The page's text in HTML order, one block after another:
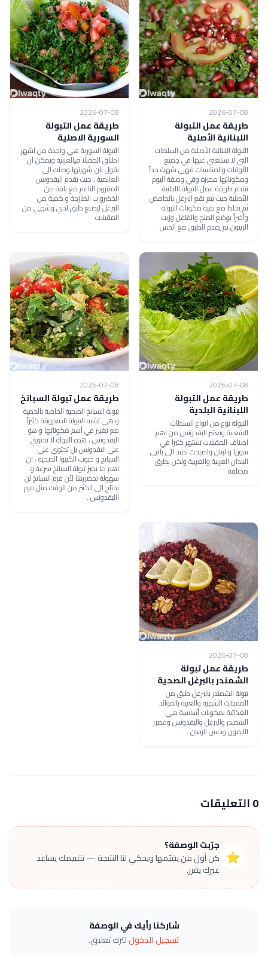
2026-07-08
طريقة عمل التبولة
اللبنانية الأصلية
التبولة اللبنانية الأصلية من السلطات
التي لا نستغني عنها في جميع
الأوقات والمناسبات فهي شهية جداً
ومكوناتها مميزة وفي وصفة اليوم
نقدم طريقة عمل التبولة اللبنانية
الأصلية حيث يتم نقع البرغل بالحامض
ثم يخلط مع بقية مكونات التبولة
وأخيراً يوضع الملح والفلفل وزيت
الزيتون ثم يقدم الطبق مع الخس .
2026-07-08
طريقة عمل التبولة
السورية الاصلية
التبولة السورية هي واحدة من اشهر
اطباق المقبلا فيالعربية ويمكن ان
نقول بان شهرتها وصلت الى
العالمية ، حيث يقدم البقدونس
المفروم الناعم مع باقة من
الخضروات الطازجة و كمية من
البرغل ليصنع طبق لذي وشهي من
المقبلات
2026-07-08
طريقة عمل التبولة
اللبنانية البلدية
التبولة نوع من انواع السلطات
الشعبية وتعتبر البقدونس من اهم
اصناف المقبلات تشتهر كثيرا في
سوريا و لبنان واصبحت تمتد الى باقي
البلدان العربية والغربية ولكن بطرق
مختلفة.
2026-07-08
طريقة عمل تبولة السبانخ
تبولة السبانخ الصحية الخاصة بالحمية
و هي تشبه التبولة المعروفة كثيراً
مع تغيير في أهم مكوناتها و هو
البقدونس ، هذه التبولة لا تحتوي
على البقدونس بل تحتوي على
السبانخ و حبوب الكينوا الصحية ، ان
اهم ما يميز تبولة السبانخ سرعة و
سهولة تحضيرها لأن فرم السبانخ لن
يحتاج الى الكثير من الوقت مثل فرم
االبقدونس .
2026-07-08
طريقة عمل تبولة
الشمندر بالبرغل الصحية
تبولة الشمندر بالبرغل طبق من
المقبلات الشهية والغنية بالفوائد
الغذائية بمكونات أساسية هي
الشمندر والبرغل والبقدونس وعصير
الليمون ودبس الرمان .
0 التعليقات
⭐
جرّبت الوصفة؟
كن أول من يقيّمها ويحكي لنا النتيجة — تقييمك يساعد
غيرك يقرر.
شاركنا رأيك في الوصفة
تسجيل الدخوللترك تعليق.